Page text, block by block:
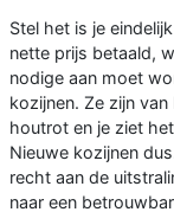
Stel het is je
nette prijs betaald,
nodige aan moet
kozijnen. Ze zijn
houtrot en je ziet
Nieuwe kozijnen
recht aan de
naar een